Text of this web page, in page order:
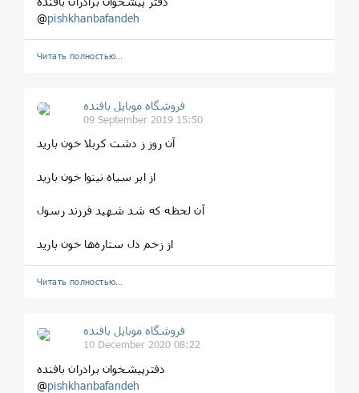
@pishkhanbafandeh
Читать полностью…
فروشگاه موبایل بافنده
09 September 2019 15:50
آن روز ز دشت کربلا خون بارید
از ابر سیاه نینوا خون بارید
آن لحظه که شد شهید فرزند رسول
از زخم دل ستاره‌ها خون بارید
Читать полностью…
فروشگاه موبایل بافنده
10 December 2020 08:22
دفترپیشخوان برادران بافنده
@pishkhanbafandeh